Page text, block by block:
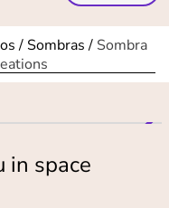
Sombras
Sombra
in space